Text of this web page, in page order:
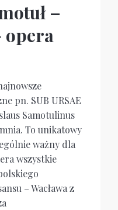
–
opera
pn. SUB URSAE
Samotulinus
To unikatowy
ważny dla
wszystkie
– Wacława z